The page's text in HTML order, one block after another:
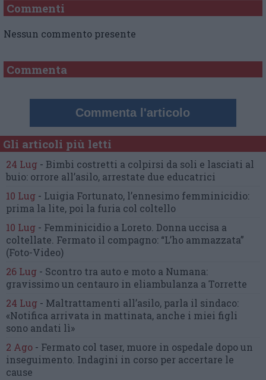
Commenti
Nessun commento presente
Commenta
Commenta l'articolo
Gli articoli più letti
24 Lug - Bimbi costretti a colpirsi da soli e lasciati al
buio: orrore all’asilo, arrestate due educatrici
10 Lug - Luigia Fortunato, l’ennesimo femminicidio:
prima la lite, poi la furia col coltello
10 Lug - Femminicidio a Loreto. Donna uccisa a
coltellate. Fermato il compagno: “L’ho ammazzata”
(Foto-Video)
26 Lug - Scontro tra auto e moto a Numana:
gravissimo un centauro in eliambulanza a Torrette
24 Lug - Maltrattamenti all’asilo, parla il sindaco:
«Notifica arrivata in mattinata, anche i miei figli
sono andati lì»
2 Ago - Fermato col taser, muore in ospedale dopo un
inseguimento. Indagini in corso per accertare le
cause